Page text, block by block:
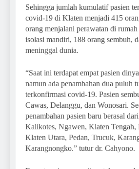
Sehingga jumlah kumulatif pasien
covid-19 di Klaten menjadi 415
orang menjalani perawatan di
isolasi mandiri, 188 orang sembuh,
meninggal dunia.
“Saat ini terdapat empat pasien
namun ada penambahan dua puluh
terkonfirmasi covid-19. Pasien
Cawas, Delanggu, dan Wonosari.
penambahan pasien baru berasal
Kalikotes, Ngawen, Klaten Tengah,
Klaten Utara, Pedan, Trucuk,
Karangnongko.” tutur dr. Cahyono.